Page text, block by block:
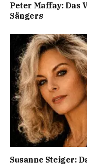
Peter Maffay: Das
Sängers
Susanne Steiger: